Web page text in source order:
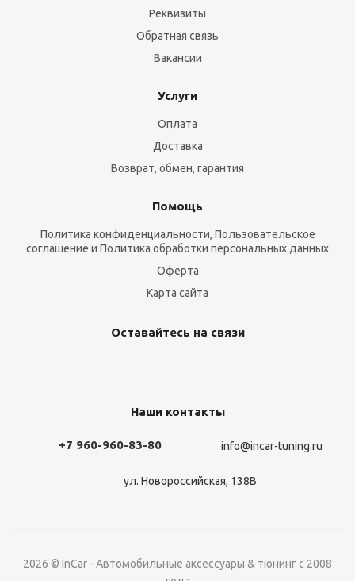
Реквизиты
Обратная связь
Вакансии
Услуги
Оплата
Доставка
Возврат, обмен, гарантия
Помощь
Политика конфиденциальности, Пользовательское
соглашение и Политика обработки персональных данных
Оферта
Карта сайта
Оставайтесь на связи
Наши контакты
+7 960-960-83-80 info@incar-tuning.ru
ул. Новороссийская, 138В
2026 © InCar - Автомобильные аксессуары & тюнинг с 2008